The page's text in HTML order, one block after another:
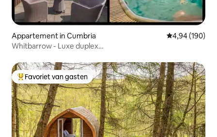
Appartement in Cumbria Gemiddelde
4,94 (190)
Whitbarrow - Luxe duplex
Topfavoriet van gasten
Favoriet van gasten